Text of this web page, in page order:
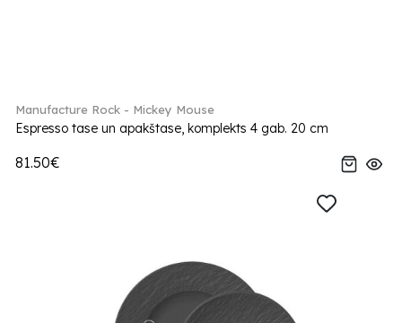
Manufacture Rock - Mickey Mouse
Espresso tase un apakštase, komplekts 4 gab. 20 cm
81.50€